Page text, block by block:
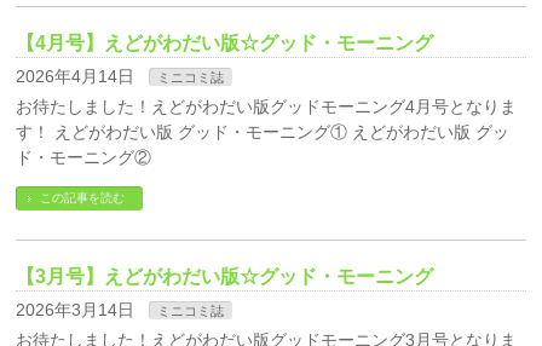
【4月号】えどがわだい版☆グッド・モーニング
2026年4月14日 ミニコミ誌
お待たしました！えどがわだい版グッドモーニング4月号となりま
す！ えどがわだい版 グッド・モーニング① えどがわだい版 グッ
ド・モーニング②
この記事を読む
【3月号】えどがわだい版☆グッド・モーニング
2026年3月14日 ミニコミ誌
お待たしました！えどがわだい版グッドモーニング3月号となりま